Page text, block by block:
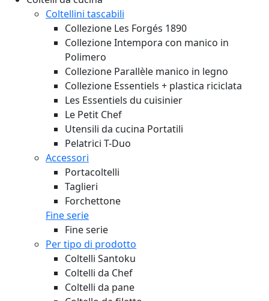
Coltellini tascabili
Collezione Les Forgés 1890
Collezione Intempora con manico in
Polimero
Collezione Parallèle manico in legno
Collezione Essentiels + plastica riciclata
Les Essentiels du cuisinier
Le Petit Chef
Utensili da cucina Portatili
Pelatrici T-Duo
Accessori
Portacoltelli
Taglieri
Forchettone
Fine serie
Fine serie
Per tipo di prodotto
Coltelli Santoku
Coltelli da Chef
Coltelli da pane